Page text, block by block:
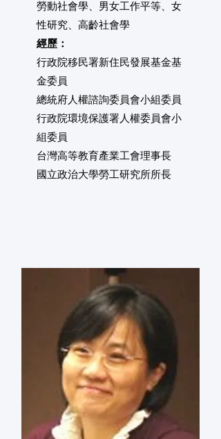
​勞動社會學、男女工作平等、女
性研究、高齡社會學
經歷：
行政院移民署新住民發展基金基
金委員
總統府人權諮詢委員會小組委員
行政院環境保護署人權委員會小
組委員
台灣高等教育產業工會理事長
國立政治大學勞工研究所所長